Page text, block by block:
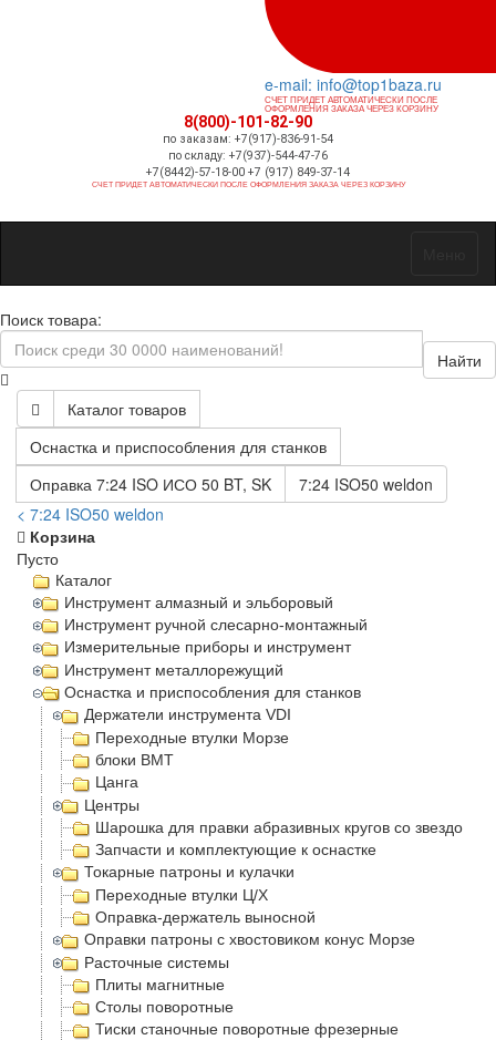
e-mail: info@top1baza.ru
СЧЕТ ПРИДЕТ АВТОМАТИЧЕСКИ ПОСЛЕ
ОФОРМЛЕНИЯ ЗАКАЗА ЧЕРЕЗ КОРЗИНУ
8(800)-101-82-90
по заказам: +7(917)-836-91-54
по складу: +7(937)-544-47-76
+7(8442)-57-18-00 +7 (917) 849-37-14
СЧЕТ ПРИДЕТ АВТОМАТИЧЕСКИ ПОСЛЕ ОФОРМЛЕНИЯ ЗАКАЗА ЧЕРЕЗ КОРЗИНУ
Поиск товара:
Найти
Каталог товаров
Оснастка и приспособления для станков
Оправка 7:24 ISO ИСО 50 BT, SK
7:24 ISO50 weldon
< 7:24 ISO50 weldon
Корзина
Пусто
Каталог
Инструмент алмазный и эльборовый
Инструмент ручной слесарно-монтажный
Измерительные приборы и инструмент
Инструмент металлорежущий
Оснастка и приспособления для станков
Держатели инструмента VDI
Переходные втулки Морзе
блоки BMT
Цанга
Центры
Шарошка для правки абразивных кругов со
Запчасти и комплектующие к оснастке
Токарные патроны и кулачки
Переходные втулки Ц/Х
Оправка-держатель выносной
Оправки патроны с хвостовиком конус Морзе
Расточные системы
Плиты магнитные
Столы поворотные
Тиски станочные поворотные фрезерные